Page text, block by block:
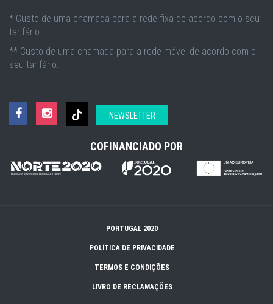
* Custo de uma chamada para a rede fixa de acordo com o seu
tarifário.
** Custo de uma chamada para a rede móvel de acordo com o
seu tarifário.
NEWSLETTER
COFINANCIADO POR
PORTUGAL 2020
POLÍTICA DE PRIVACIDADE
TERMOS E CONDIÇÕES
LIVRO DE RECLAMAÇÕES